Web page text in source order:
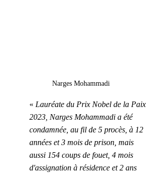
Narges Mohammadi
« Lauréate du Prix Nobel de la Paix
2023, Narges Mohammadi a été
condamnée, au fil de 5 procès, à 12
années et 3 mois de prison, mais
aussi 154 coups de fouet, 4 mois
d'assignation à résidence et 2 ans